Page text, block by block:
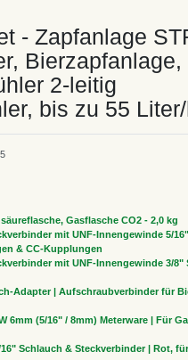
- Zapfanlage
Bierzapfanlage,
2-leitig
bis zu 55
Gasflasche CO2 - 2,0 kg
mit UNF-Innengewinde 5/
& CC-Kupplungen
mit UNF-Innengewinde 3/8"
Adapter | Aufschraubverbinder für
6mm (5/16" / 8mm) Meterware | Für
Schlauch & Steckverbinder | Rot,